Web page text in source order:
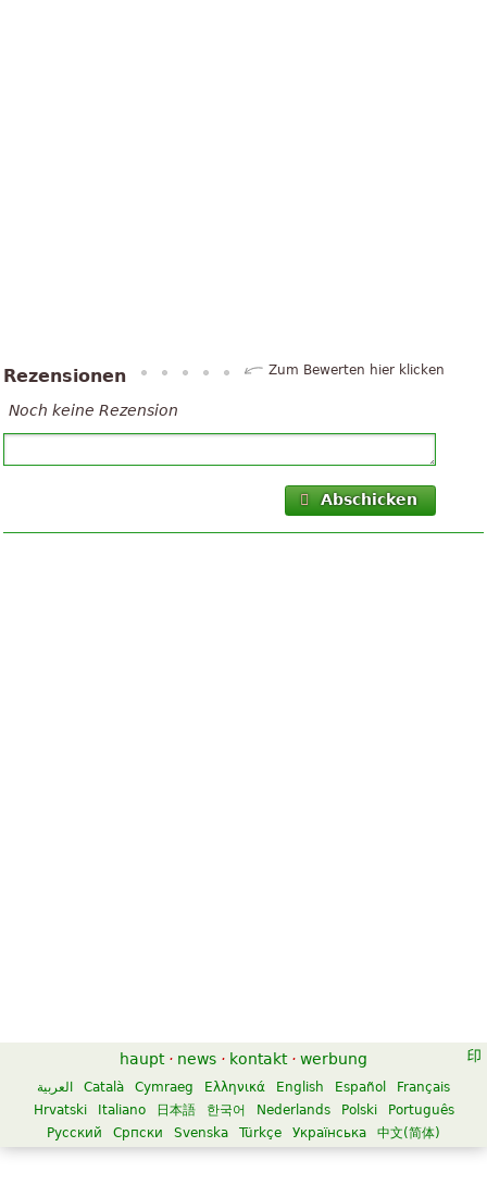
Rezensionen Zum Bewerten hier klicken
Noch keine Rezension
Abschicken
haupt · news · kontakt · werbung
العربية Català Cymraeg Ελληνικά English Español
Français
Hrvatski
Italiano 日本語 한국어 Nederlands Polski
Português
Русский
Српски Svenska Türkçe Українська 中文(简体)